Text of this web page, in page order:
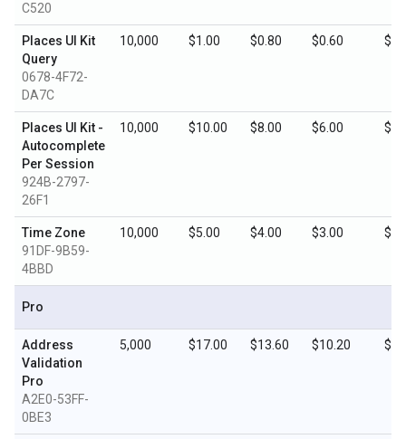
C520
Places UI Kit
Query
0678-4F72-
DA7C
10,000 $1.00 $0.80 $0.60
Places UI Kit -
Autocomplete
Per Session
924B-2797-
26F1
10,000 $10.00 $8.00 $6.00
Time Zone
91DF-9B59-
4BBD
10,000 $5.00 $4.00 $3.00
Pro
Address
Validation
Pro
A2E0-53FF-
0BE3
5,000 $17.00 $13.60 $10.20